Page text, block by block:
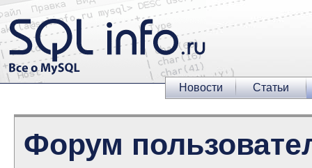
Новости Статьи
Форум